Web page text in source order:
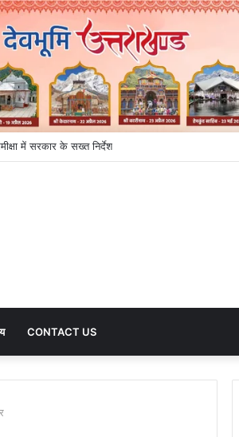
में सरकार के सख्त निर्देश
CONTACT US